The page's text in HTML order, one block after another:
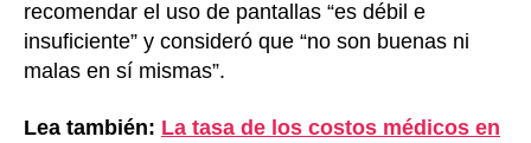
recomendar el uso de pantallas “es débil e
insuficiente” y consideró que “no son buenas ni
malas en sí mismas”.
Lea también: La tasa de los costos médicos en